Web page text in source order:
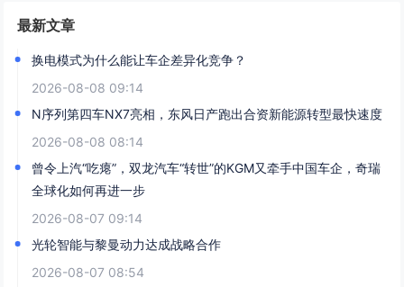
最新文章
换电模式为什么能让车企差异化竞争？
2026-08-08 09:14
N序列第四车NX7亮相，东风日产跑出合资新能源转型最快速度
2026-08-08 08:14
曾令上汽“吃瘪”，双龙汽车“转世”的KGM又牵手中国车企，奇瑞
全球化如何再进一步
2026-08-07 09:14
光轮智能与黎曼动力达成战略合作
2026-08-07 08:54